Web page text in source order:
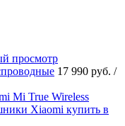
просмотр
17 990 руб. /